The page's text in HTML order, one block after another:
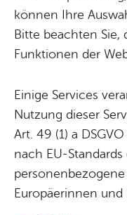
können Ihre
Bitte beachten
Funktionen der
Einige Services
Nutzung dieser
Art. 49 (1) a
nach EU-
Europäerinnen